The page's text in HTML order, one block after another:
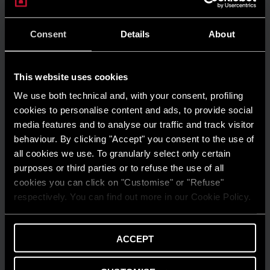
Consent Details About
This website uses cookies
We use both technical and, with your consent, profiling
cookies to personalise content and ads, to provide social
media features and to analyse our traffic and track visitor
behaviour. By clicking "Accept" you consent to the use of
all cookies we use. To granularly select only certain
purposes or third parties or to refuse the use of all
cookies you can click on "Customise" or "Refuse"
respectively. You can find out more in our Cookie Policy.
ACCEPT
AMBIENTE